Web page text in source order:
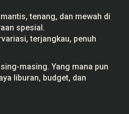
tenang, dan mewah di
spesial.
terjangkau, penuh
masing. Yang mana pun
liburan, budget, dan